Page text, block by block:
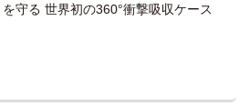
を守る 世界初の360°衝撃吸収ケース